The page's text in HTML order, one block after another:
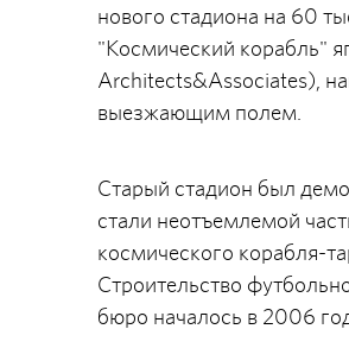
нового стадиона на 60
"Космический корабль"
Architects&Associates),
выезжающим полем.
Старый стадион был
стали неотъемлемой
космического корабля-
Строительство
бюро началось в 2006